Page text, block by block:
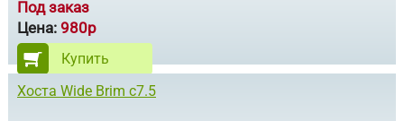
Под заказ
Цена: 980р
Купить
Хоста Wide Brim с7.5